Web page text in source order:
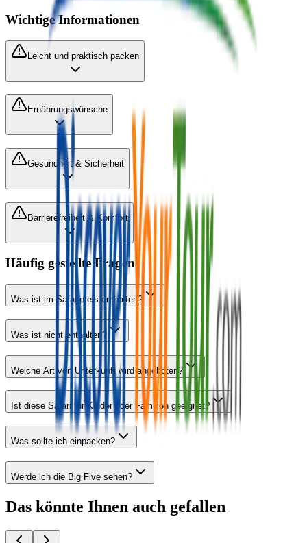
Wichtige Informationen
Leicht und praktisch packen
Ernährungswünsche
Gesundheit & Sicherheit
Barrierefreiheit & Komfort
Häufig gestellte Fragen
Was ist im Safaripreis enthalten?
Was ist nicht enthalten?
Welche Art von Unterkunft wird angeboten?
Ist diese Safari für Kinder oder Familien geeignet?
Was sollte ich einpacken?
Werde ich die Big Five sehen?
Das könnte Ihnen auch gefallen